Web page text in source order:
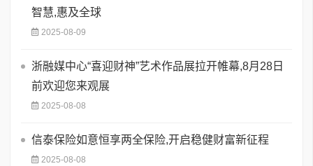
智慧,惠及全球
2025-08-09
浙融媒中心“喜迎财神”艺术作品展拉开帷幕,8月28日
前欢迎您来观展
2025-08-08
信泰保险如意恒享两全保险,开启稳健财富新征程
2025-08-08